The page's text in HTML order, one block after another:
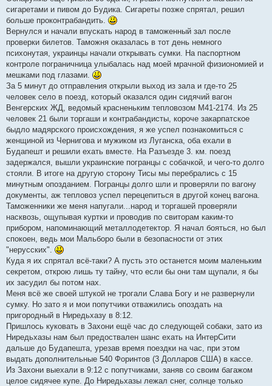
сигаретами и пивом до Будика. Сигареты позже спрятал, решил
больше проконтрабандить.
Вернулся и начали впускать народ в таможенный зал после
проверки билетов. Таможня оказалась в тот день немного
психонутая, украинцы начали открывать сумки. На паспортном
контроле пограничница улыбалась над моей мрачной физиономией и
мешками под глазами.
За 5 минут до отправления открыли выход из зала и где-то 25
человек село в поезд, который оказался один сидячий вагон
Венгерских ЖД, ведомый красненьким тепловозом М41-2174. Из 25
человек 21 были торгаши и контрабандисты, короче закарпатское
быдло мадярского происхождения, я же успел познакомиться с
женщиной из Чернигова и мужиком из Луганска, оба ехали в
Будапешт и решили ехать вместе. На Разъезде 3. км. поезд
задержался, вышли украинские погранцы с собачкой, и чего-то долго
стояли. В итоге на другую сторону Тисы мы перебрались с 15
минутным опозданием. Погранцы долго шли и проверяли по вагону
документы, аж тепловоз успел перецепиться в другой конец вагона.
Таможенники же меня напугали...народ и торгашей проверяли
насквозь, ощупывая куртки и проводив по свиторам каким-то
прибором, напоминающий металлодетектор. Я начал бояться, но был
спокоен, ведь мои Мальборо были в безопасности от этих
"нерусских".
Куда я их спрятал всё-таки? А пусть это останется моим маленьким
секретом, открою лишь ту тайну, что если бы они там щупали, я бы
их засудил бы потом нах.
Меня всё же своей штукой не трогали Слава Богу и не развернули
сумку. Но зато я и мои попутчики отважились опоздать на
пригородный в Ниредьхазу в 8:12.
Пришлось куковать в Захони ещё час до следующей собаки, зато из
Ниредьхазы нам был предоствален шанс ехать на ИнтерСити
дальше до Будапешта, урезав время поездки на час, при этом
выдать дополнительные 540 Форинтов (3 Долларов США) в кассе.
Из Захони выехали в 9:12 с попутчиками, заняв со своим багажом
целое сидячее купе. До Ниредьхазы лежал снег, солнце только